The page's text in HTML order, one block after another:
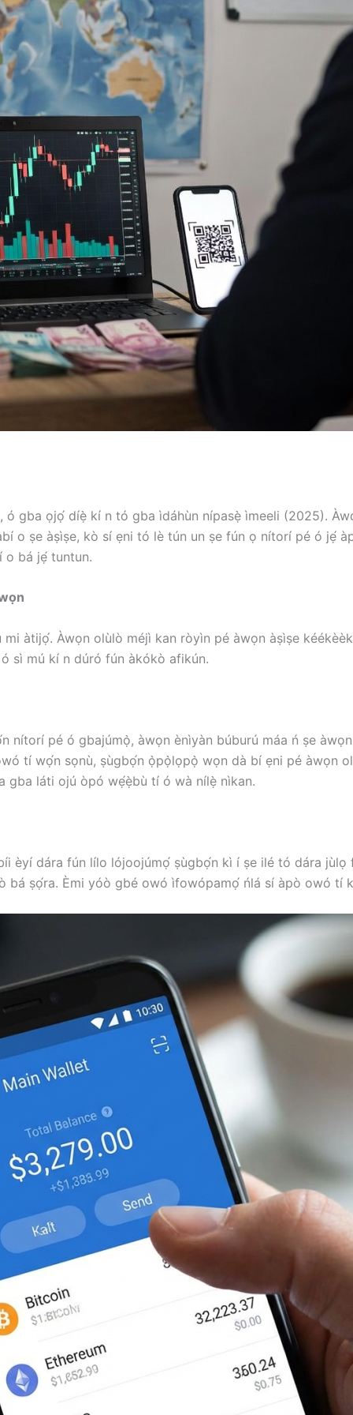
gba ọjọ́ díẹ̀ kí n tó gba ìdáhùn nípasẹ̀ ìmeeli (2025).
o ṣe àṣìṣe, kò sí ẹni tó lè tún un ṣe fún ọ nítorí pé ó jẹ́
o bá jẹ́ tuntun.
àtijọ́. Àwọn olùlò méjì kan ròyìn pé àwọn àṣìṣe
sì mú kí n dúró fún àkókò afikún.
nítorí pé ó gbajúmọ̀, àwọn ènìyàn búburú máa ń ṣe
tí wọ́n sọnù, ṣùgbọ́n ọ̀pọ̀lọpọ̀ wọn dà bí ẹni pé
gba láti ojú òpó wẹ́ẹ̀bù tí ó wà nílẹ̀ nìkan.
èyí dára fún lílo lójoojúmọ́ ṣùgbọ́n kì í ṣe ilé tó dára jùlọ
ṣọ́ra. Èmi yóò gbé owó ìfowópamọ́ ńlá sí àpò owó tí